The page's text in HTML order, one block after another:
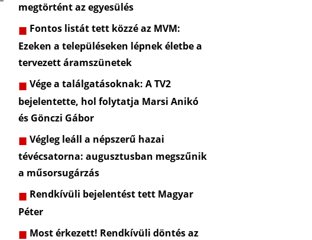
megtörtént az egyesülés
Fontos listát tett közzé az MVM:
Ezeken a településeken lépnek életbe a
tervezett áramszünetek
Vége a találgatásoknak: A TV2
bejelentette, hol folytatja Marsi Anikó
és Gönczi Gábor
Végleg leáll a népszerű hazai
tévécsatorna: augusztusban megszűnik
a műsorsugárzás
Rendkívüli bejelentést tett Magyar
Péter
Most érkezett! Rendkívüli döntés az